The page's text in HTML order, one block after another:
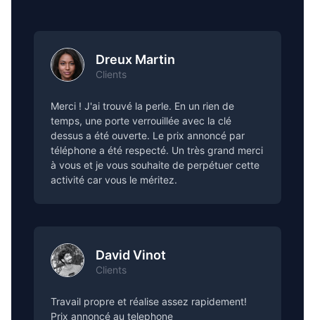
Dreux Martin
Clients
Merci ! J'ai trouvé la perle. En un rien de
temps, une porte verrouillée avec la clé
dessus a été ouverte. Le prix annoncé par
téléphone a été respecté. Un très grand merci
à vous et je vous souhaite de perpétuer cette
activité car vous le méritez.
David Vinot
Clients
Travail propre et réalise assez rapidement!
Prix annoncé au telephone